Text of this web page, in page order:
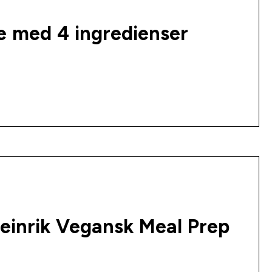
med 4 ingredienser
Vegansk Meal Prep